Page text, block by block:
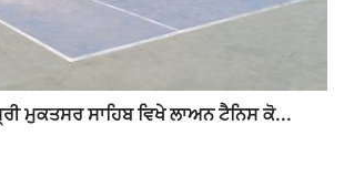
ਮੁਕਤਸਰ ਸਾਹਿਬ ਵਿਖੇ ਲਾਅਨ ਟੈਨਿਸ ਕੋ...